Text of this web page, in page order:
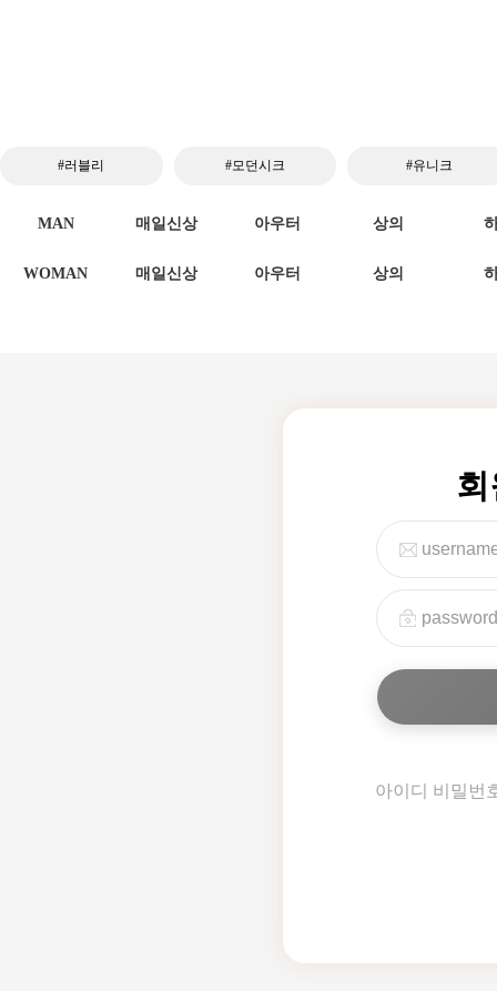
#러블리 #모던시크 #유니크
MAN 매일신상 아우터 상의
WOMAN 매일신상 아우터 상의
아이디 비밀번